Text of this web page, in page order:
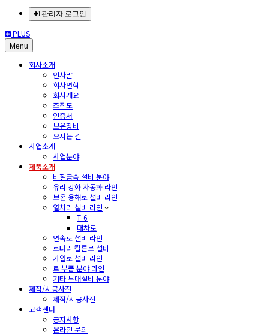
관리자 로그인
PLUS
Menu
회사소개
인사말
회사연혁
회사개요
조직도
인증서
보유장비
오시는 길
사업소개
사업분야
제품소개
비철금속 설비 분야
유리 강화 자동화 라인
보온 용해로 설비 라인
열처리 설비 라인
T-6
대차로
연속로 설비 라인
로터리 킬른로 설비
가열로 설비 라인
로 부품 분야 라인
기타 부대설비 분야
제작/시공사진
제작/시공사진
고객센터
공지사항
온라인 문의